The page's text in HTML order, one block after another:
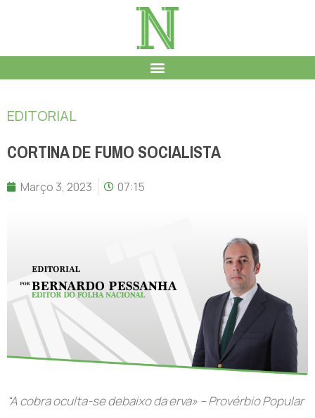
EDITORIAL
CORTINA DE FUMO SOCIALISTA
Março 3, 2023 07:15
“A cobra oculta-se debaixo da erva» – Provérbio Popular